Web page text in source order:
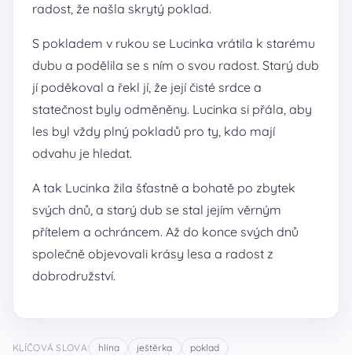
radost, že našla skrytý poklad.
S pokladem v rukou se Lucinka vrátila k starému
dubu a podělila se s ním o svou radost. Starý dub
jí poděkoval a řekl jí, že její čisté srdce a
statečnost byly odměněny. Lucinka si přála, aby
les byl vždy plný pokladů pro ty, kdo mají
odvahu je hledat.
A tak Lucinka žila šťastně a bohatě po zbytek
svých dnů, a starý dub se stal jejím věrným
přítelem a ochráncem. Až do konce svých dnů
společně objevovali krásy lesa a radost z
dobrodružství.
KLÍČOVÁ SLOVA: hlína ještěrka poklad